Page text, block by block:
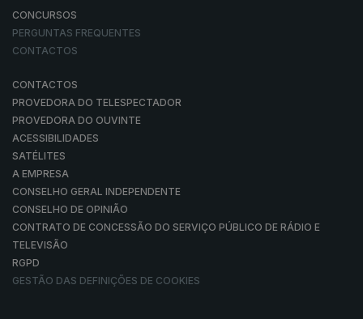
CONCURSOS
PERGUNTAS FREQUENTES
CONTACTOS
CONTACTOS
PROVEDORA DO TELESPECTADOR
PROVEDORA DO OUVINTE
ACESSIBILIDADES
SATÉLITES
A EMPRESA
CONSELHO GERAL INDEPENDENTE
CONSELHO DE OPINIÃO
CONTRATO DE CONCESSÃO DO SERVIÇO PÚBLICO DE RÁDIO E
TELEVISÃO
RGPD
GESTÃO DAS DEFINIÇÕES DE COOKIES